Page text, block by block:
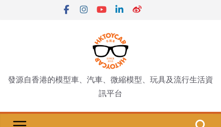
發源自香港的模型車、汽車、微縮模型、玩具及流行生活資
訊平台